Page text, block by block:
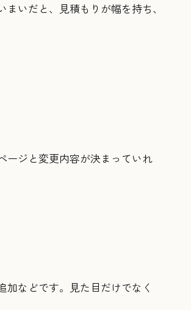
いだと、見積もりが幅を持ち、
ージと変更内容が決まっていれ
などです。見た目だけでなく